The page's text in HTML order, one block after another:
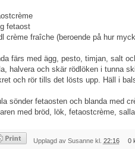
fetaost
crème fraîche (beroende på hur
färs med ägg, pesto, timjan, salt
halvera och skär rödlöken i tunna
och rör tills det lösts upp. Häll i
sönder fetaosten och blanda med
med bröd, lök, fetaostcrème,
Upplagd av Susanne kl. 22:16 0